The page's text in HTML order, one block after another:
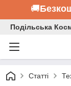
🚚
Подільська
Статті